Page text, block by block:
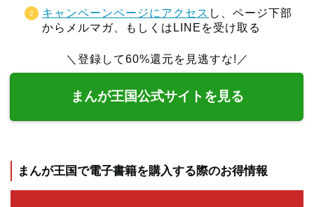
キャンペーンページにアクセス し、ページ下部
からメルマガ、もしくはLINEを受け取る
＼登録して60%還元を見逃すな!／
まんが王国公式サイトを見る
まんが王国で電子書籍を購入する際のお得情報